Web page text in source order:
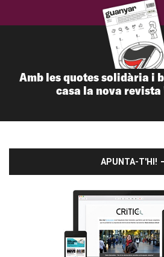
Amb les quotes solidària i
casa la nova
APUNTA-T'HI!